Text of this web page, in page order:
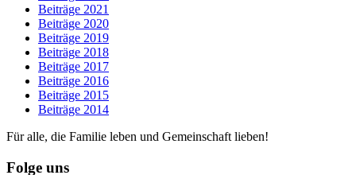
Beiträge 2021
Beiträge 2020
Beiträge 2019
Beiträge 2018
Beiträge 2017
Beiträge 2016
Beiträge 2015
Beiträge 2014
Für alle, die Familie leben und Gemeinschaft lieben!
Folge uns